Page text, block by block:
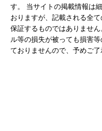
す。 当サイトの掲載情報は
おりますが、記載される全
保証するものではありませ
ル等の損失が被っても損害
ておりませんので、予めご了